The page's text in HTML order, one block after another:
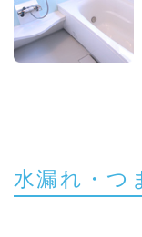
水漏れ・つ